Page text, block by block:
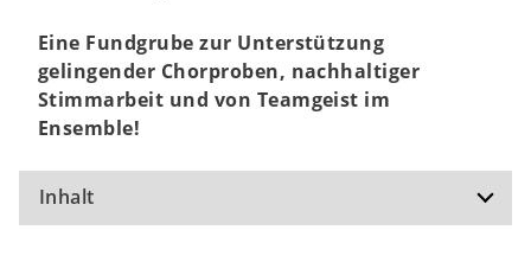
Eine Fundgrube zur Unterstützung
gelingender Chorproben, nachhaltiger
Stimmarbeit und von Teamgeist im
Ensemble!
Inhalt